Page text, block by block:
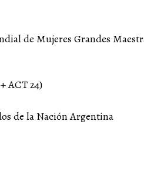
de Mujeres Grandes
ACT 24)
de la Nación Argentina